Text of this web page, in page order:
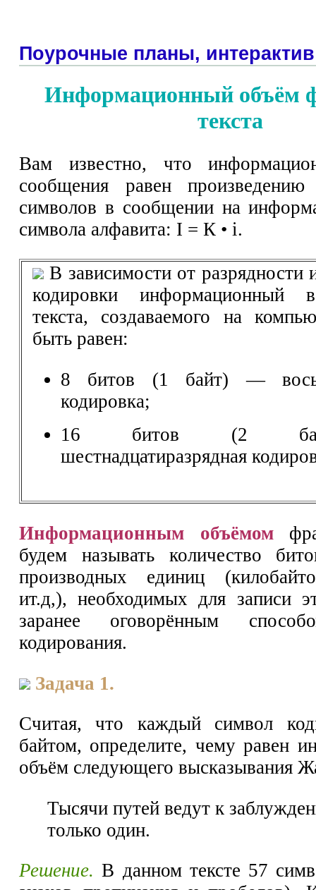
Поурочные планы, интерактив
Информационный объём
текста
Вам известно, что
сообщения равен
символов в сообщении на
символа алфавита: I = К • i.
В зависимости от разрядности
кодировки информационный
текста, создаваемого на
быть равен:
8 битов (1 байт) —
кодировка;
16 битов (2
шестнадцатиразрядная
Информационным объёмом
будем называть количество
производных единиц
ит.д,), необходимых для записи
заранее оговорённым
кодирования.
Задача 1.
Считая, что каждый символ
байтом, определите, чему равен
объём следующего высказывания
Тысячи путей ведут к
только один.
Решение. В данном тексте 57